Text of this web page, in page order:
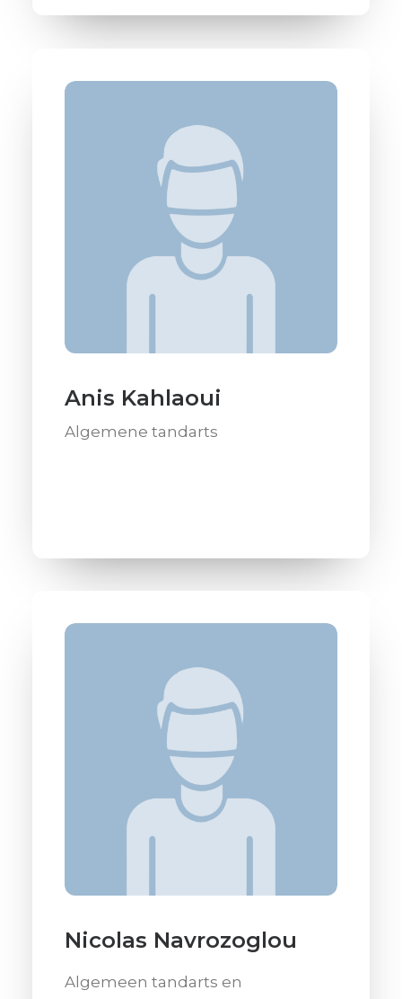
Anis Kahlaoui
Algemene tandarts
Nicolas Navrozoglou
Algemeen tandarts en